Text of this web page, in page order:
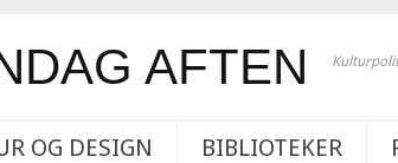
OG DESIGN BIBLIOTEKER